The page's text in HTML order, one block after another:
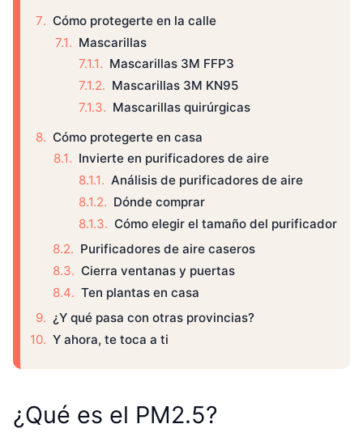
Cómo protegerte en la calle
Mascarillas
Mascarillas 3M FFP3
Mascarillas 3M KN95
Mascarillas quirúrgicas
Cómo protegerte en casa
Invierte en purificadores de aire
Análisis de purificadores de aire
Dónde comprar
Cómo elegir el tamaño del purificador
Purificadores de aire caseros
Cierra ventanas y puertas
Ten plantas en casa
¿Y qué pasa con otras provincias?
Y ahora, te toca a ti
¿Qué es el PM2.5?